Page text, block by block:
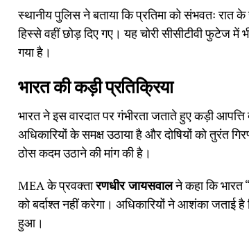
स्थानीय पुलिस ने बताया कि प्रतिमा को संभवतः
हिस्से वहीं छोड़ दिए गए। यह चोरी सीसीटीवी फुटेज
गया है।
भारत की कड़ी प्रतिक्रिया
भारत ने इस वारदात पर गंभीरता जताते हुए कड़ी आपत्ति
अधिकारियों के समक्ष उठाया है और दोषियों को तुरंत
ठोस कदम उठाने की मांग की है।
MEA के प्रवक्तारणधीर जायसवालने कहा कि भारत
को बर्दाश्त नहीं करेगा। अधिकारियों ने आशंका
हुआ।